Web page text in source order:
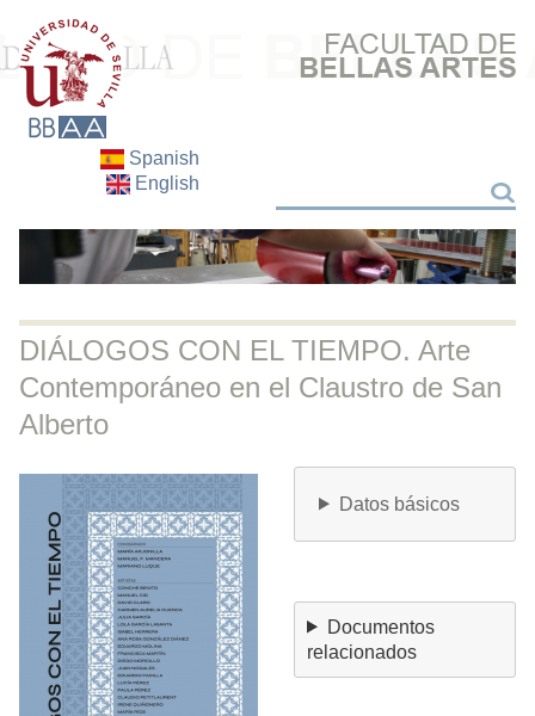
Spanish
English
Buscar
DIÁLOGOS CON EL TIEMPO. Arte
Contemporáneo en el Claustro de San
Alberto
Datos básicos
Documentos
relacionados